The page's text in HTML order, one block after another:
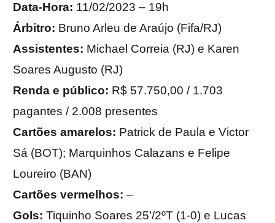
Data-Hora: 11/02/2023 – 19h
Árbitro: Bruno Arleu de Araújo (Fifa/RJ)
Assistentes: Michael Correia (RJ) e Karen
Soares Augusto (RJ)
Renda e público: R$ 57.750,00 / 1.703
pagantes / 2.008 presentes
Cartões amarelos: Patrick de Paula e Victor
Sá (BOT); Marquinhos Calazans e Felipe
Loureiro (BAN)
Cartões vermelhos: –
Gols: Tiquinho Soares 25’/2ºT (1-0) e Lucas